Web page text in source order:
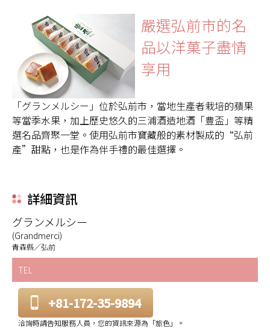
嚴選弘前市的名
品以洋菓子盡情
享用
「グランメルシー」位於弘前市，當地生產者栽培的蘋果
等當季水果，加上歷史悠久的三浦酒造地酒「豊盃」等精
選名品齊聚一堂。使用弘前市寶藏般的素材製成的“弘前
產”甜點，也是作為伴手禮的最佳選擇。
詳細資訊
グランメルシー
(Grandmerci)
青森縣／弘前
TEL
+81-172-35-9894
洽詢時請告知服務人員，您的資訊來源為「旅色」。